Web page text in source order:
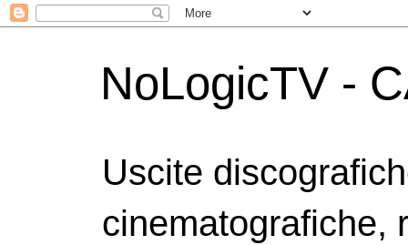
NoLogicTV -
Uscite
cinematografiche,